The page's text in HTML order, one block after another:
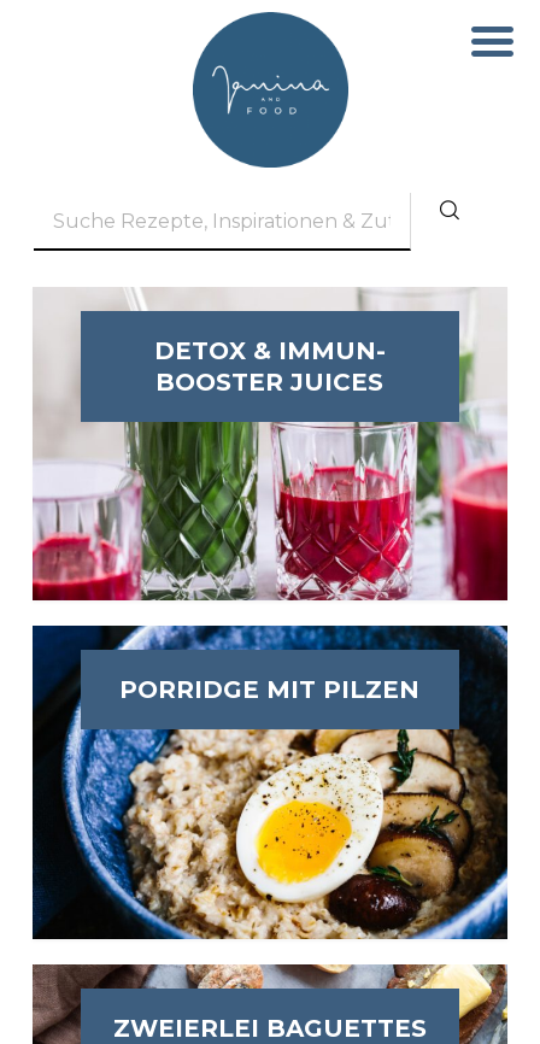
DETOX & IMMUN-
BOOSTER JUICES
PORRIDGE MIT PILZEN
ZWEIERLEI BAGUETTES